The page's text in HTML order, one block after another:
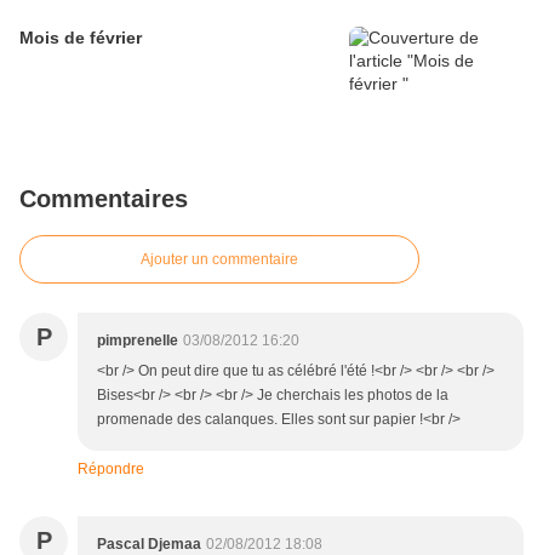
Mois de février
Commentaires
Ajouter un commentaire
P pimprenelle 03/08/2012 16:20
<br /> On peut dire que tu as célébré l'été !<br /> <br /> <br />
Bises<br /> <br /> <br /> Je cherchais les photos de la
promenade des calanques. Elles sont sur papier !<br />
Répondre
P Pascal Djemaa 02/08/2012 18:08